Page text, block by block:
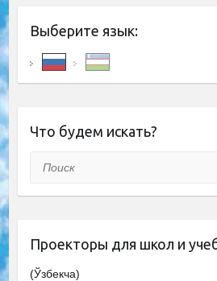
Выберите язык:
Что будем искать?
Поиск
Проекторы для школ и
(Ўзбекча)